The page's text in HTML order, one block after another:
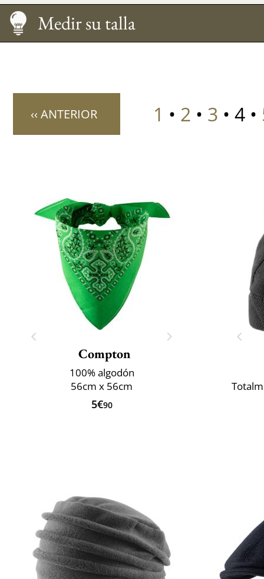
Medir su talla
‹‹ ANTERIOR 1 • 2 • 3 • 4 •
Compton
100% algodón
56cm x 56cm
5€90